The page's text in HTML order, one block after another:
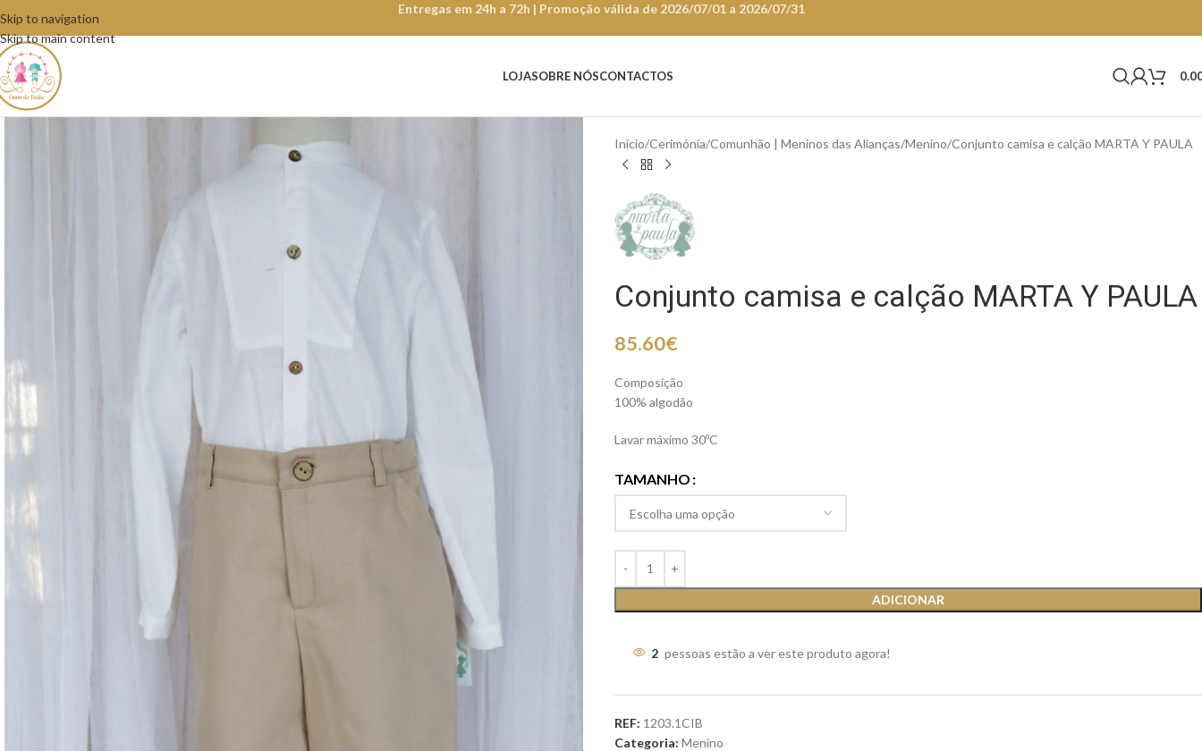
Skip to navigation
Skip to main content
Entregas em 24h a 72h | Promoção válida de 2026/07/01 a 2026/07/31
LOJASOBRE NÓSCONTACTOS
Início Cerimónia Comunhão | Meninos das Alianças Menino Conjunto camisa e calção MARTA Y PAULA
Conjunto camisa e calção MARTA Y PAULA
85.60€
Composição
100% algodão
Lavar máximo 30ºC
TAMANHO
ADICIONAR
2 pessoas estão a ver este produto agora!
REF: 1203.1CIB
Categoria: Menino